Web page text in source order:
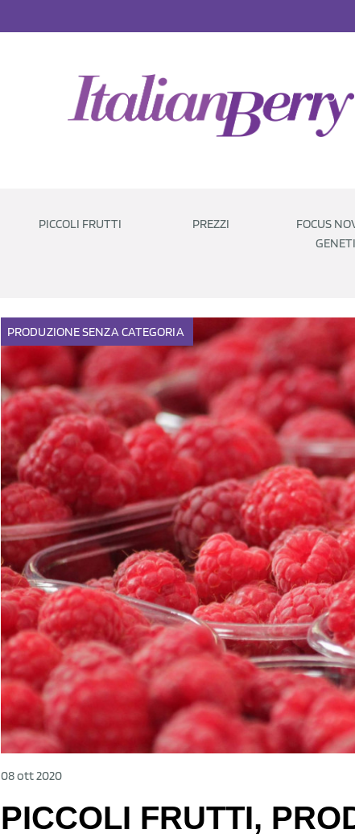
PICCOLI FRUTTI PREZZI
FOCUS
PRODUZIONESENZA CATEGORIA
08 ott 2020
PICCOLI FRUTTI,